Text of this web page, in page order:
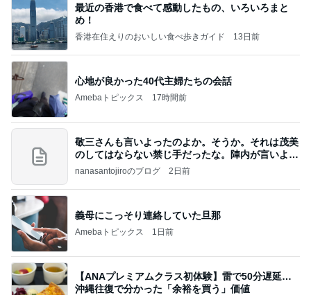
最近の香港で食べて感動したもの、いろいろまと
め！
香港在住えりのおいしい食べ歩きガイド 13日前
心地が良かった40代主婦たちの会話
Amebaトピックス 17時間前
敬三さんも言いよったのよか。そうか。それは茂美
のしてはならない禁じ手だったな。陣内が言いよる
のよ
nanasantojiroのブログ 2日前
義母にこっそり連絡していた旦那
Amebaトピックス 1日前
【ANAプレミアムクラス初体験】雷で50分遅延…
沖縄往復で分かった「余裕を買う」価値